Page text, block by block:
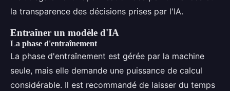
la transparence des décisions prises par l'IA.
Entraîner un modèle d'IA
La phase d'entraînement
La phase d'entraînement est gérée par la machine
seule, mais elle demande une puissance de calcul
considérable. Il est recommandé de laisser du temps